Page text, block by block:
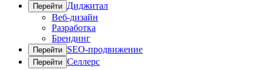
Перейти Диджитал
Веб-дизайн
Разработка
Брендинг
Перейти SEO-продвижение
Перейти Cеллерс